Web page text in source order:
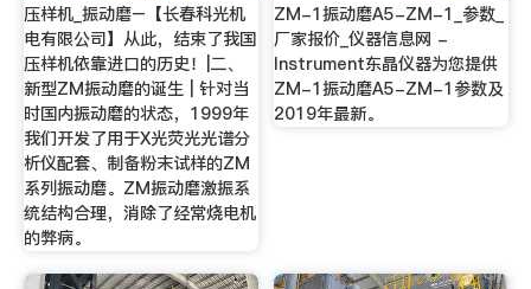
压样机_振动磨–【长春科光机
电有限公司】从此，结束了我国
压样机依靠进口的历史！|二、
新型ZM振动磨的诞生 | 针对当
时国内振动磨的状态，1999年
我们开发了用于X光荧光光谱分
析仪配套、制备粉末试样的ZM
系列振动磨。ZM振动磨激振系
统结构合理，消除了经常烧电机
的弊病。
ZM-1振动磨A5-ZM-1_参数_
厂家报价_仪器信息网 -
Instrument东晶仪器为您提供
ZM-1振动磨A5-ZM-1参数及
2019年最新。